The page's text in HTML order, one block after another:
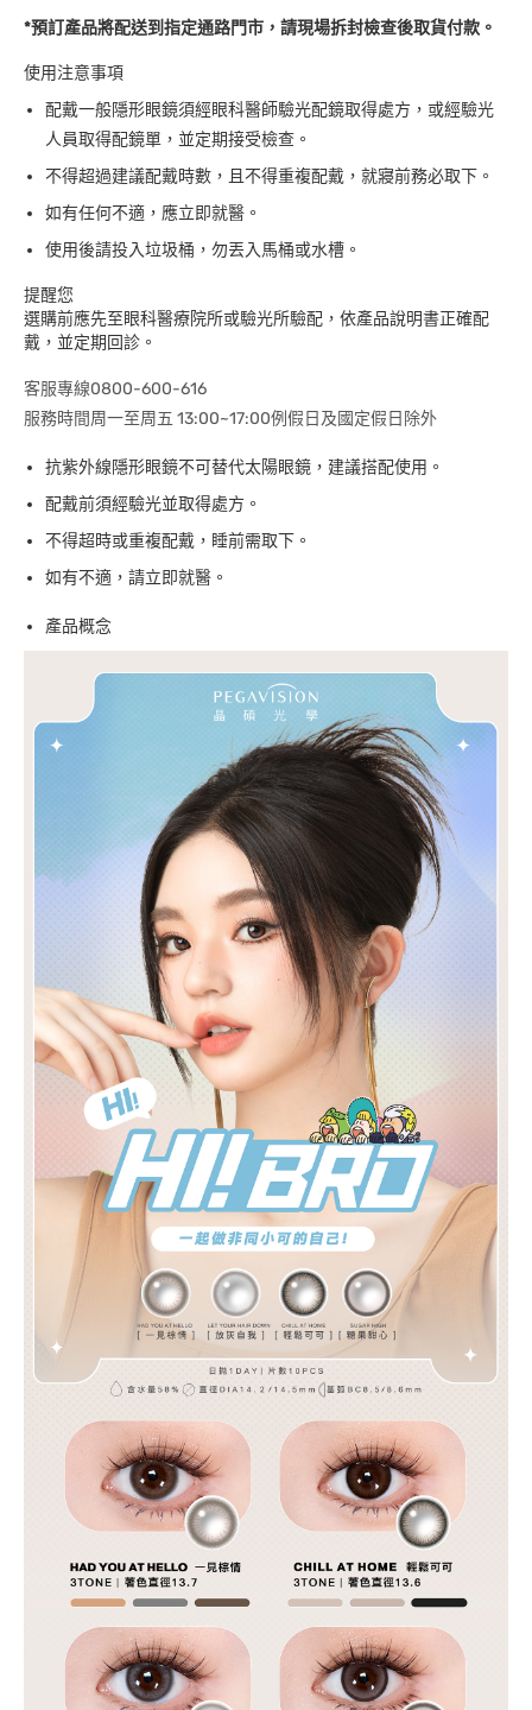
*預訂產品將配送到指定通路門市，請現場拆封檢查後取貨付款。
使用注意事項
配戴一般隱形眼鏡須經眼科醫師驗光配鏡取得處方，或經驗光
人員取得配鏡單，並定期接受檢查。
不得超過建議配戴時數，且不得重複配戴，就寢前務必取下。
如有任何不適，應立即就醫。
使用後請投入垃圾桶，勿丟入馬桶或水槽。
提醒您
選購前應先至眼科醫療院所或驗光所驗配，依產品說明書正確配
戴，並定期回診。
客服專線0800-600-616
服務時間周一至周五 13:00~17:00例假日及國定假日除外
抗紫外線隱形眼鏡不可替代太陽眼鏡，建議搭配使用。
配戴前須經驗光並取得處方。
不得超時或重複配戴，睡前需取下。
如有不適，請立即就醫。
產品概念